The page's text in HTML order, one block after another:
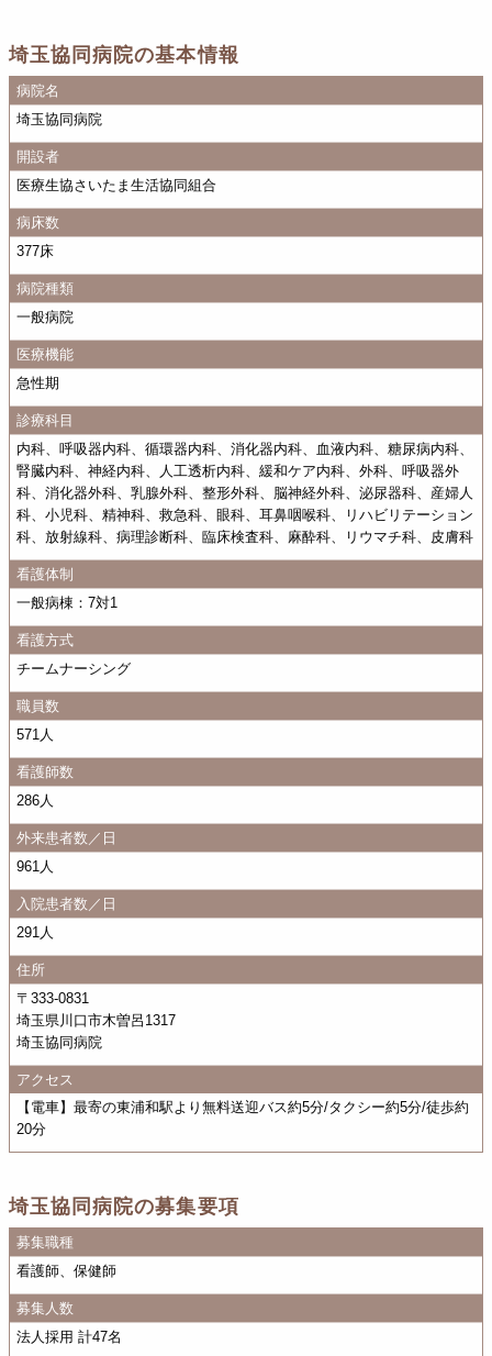
埼玉協同病院の基本情報
病院名
埼玉協同病院
開設者
医療生協さいたま生活協同組合
病床数
377床
病院種類
一般病院
医療機能
急性期
診療科目
内科、呼吸器内科、循環器内科、消化器内科、血液内科、糖尿病内科、
腎臓内科、神経内科、人工透析内科、緩和ケア内科、外科、呼吸器外
科、消化器外科、乳腺外科、整形外科、脳神経外科、泌尿器科、産婦人
科、小児科、精神科、救急科、眼科、耳鼻咽喉科、リハビリテーション
科、放射線科、病理診断科、臨床検査科、麻酔科、リウマチ科、皮膚科
看護体制
一般病棟：7対1
看護方式
チームナーシング
職員数
571人
看護師数
286人
外来患者数／日
961人
入院患者数／日
291人
住所
〒333-0831
埼玉県川口市木曽呂1317
埼玉協同病院
アクセス
【電車】最寄の東浦和駅より無料送迎バス約5分/タクシー約5分/徒歩約
20分
埼玉協同病院の募集要項
募集職種
看護師、保健師
募集人数
法人採用 計47名